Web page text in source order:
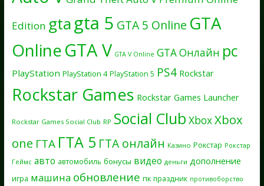
Edition gtagta 5 GTA 5 Online GTA
OnlineGTA V GTA V Online GTA Онлайн pc
PlayStation PlayStation 4 PlayStation 5 PS4 Rockstar
Rockstar Games Rockstar Games Launcher
Rockstar Games Social Club RP Social Club XboxXbox
one ГТА ГТА 5 ГТА онлайн Казино Рокстар Рокстар
Геймс авто автомобиль бонусы видео деньги дополнение
игра машина обновление пк праздник противоборство